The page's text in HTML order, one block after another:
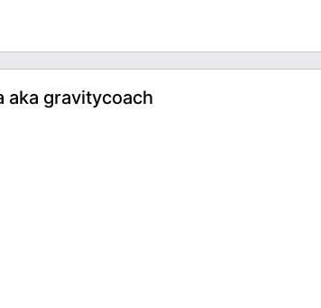
aka gravitycoach